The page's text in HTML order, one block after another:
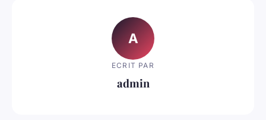
A
ECRIT PAR
admin